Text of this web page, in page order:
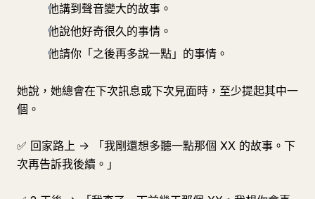
他講到聲音變大的故事。
他說他好奇很久的事情。
他請你「之後再多說一點」的事情。
她說，她總會在下次訊息或下次見面時，至少提起其中一
個。
✅ 回家路上 -> 「我剛還想多聽一點那個 XX 的故事。下
次再告訴我後續。」